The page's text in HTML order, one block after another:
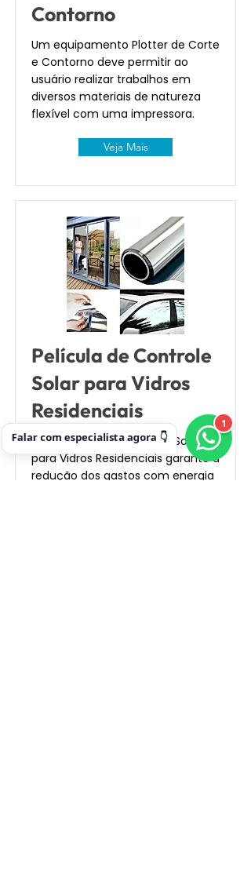
Contorno
Um equipamento Plotter de Corte
e Contorno deve permitir ao
usuário realizar trabalhos em
diversos materiais de natureza
flexível com uma impressora.
Veja Mais
Película de Controle
Solar para Vidros
Residenciais
Uma Película de Controle Solar
para Vidros Residenciais garante a
redução dos gastos com energia
Falar com especialista agora 👇
1